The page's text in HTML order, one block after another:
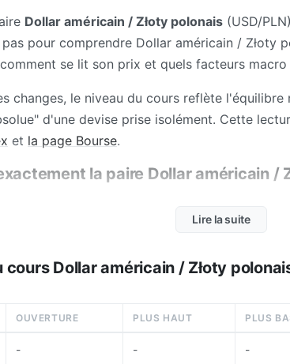
Dollar américain / Złoty polonais (USD/
pour comprendre Dollar américain / Złoty
se lit son prix et quels facteurs
changes, le niveau du cours reflète
d'une devise prise isolément. Cette
et la page Bourse.
la paire Dollar américain /
de la devise de cotation sont nécessaires
cela ne signifie pas automatiquement
un marché d'arbitrage relatif. Une paire se lit
deux cycles macroéconomiques, deux
Lire la suite
Dollar américain / Złoty
OUVERTURE PLUS HAUT PLUS
- - -